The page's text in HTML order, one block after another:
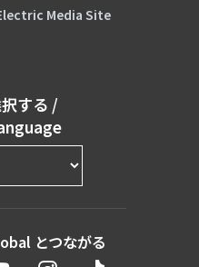
Media Site
する /
とつながる